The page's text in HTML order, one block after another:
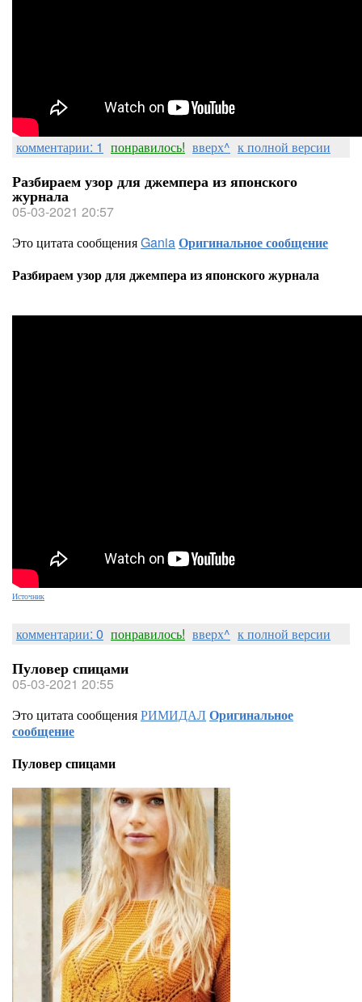
комментарии: 1 понравилось! вверх^ к полной версии
Разбираем узор для джемпера из японского
журнала
05-03-2021 20:57
Это цитата сообщенияGaniaОригинальное сообщение
Разбираем узор для джемпера из японского журнала
Источник
комментарии: 0 понравилось! вверх^ к полной версии
Пуловер спицами
05-03-2021 20:55
Это цитата сообщенияРИМИДАЛОригинальное
сообщение
Пуловер спицами